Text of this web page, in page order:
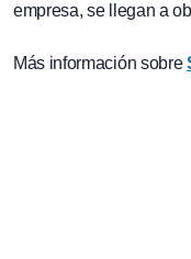
empresa, se llegan a
Más información sobre